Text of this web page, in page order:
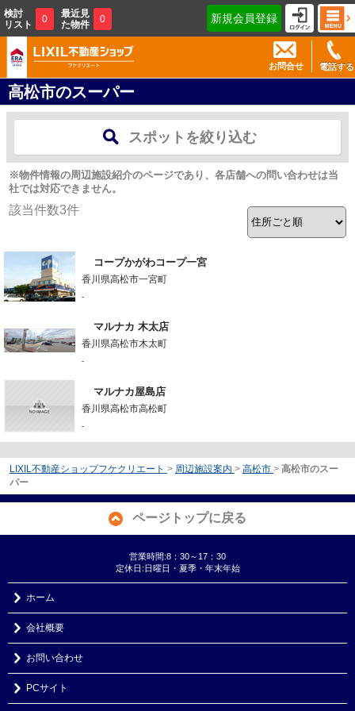
検討
リスト
0
最近見
た物件
0 新規会員登録
電話する
お問合せ
高松市のスーパー
スポットを絞り込む
※物件情報の周辺施設紹介のページであり、各店舗への問い合わせは当
社では対応できません。
該当件数3件
コープかがわコープ一宮
香川県高松市一宮町
-
マルナカ 木太店
香川県高松市木太町
-
マルナカ屋島店
香川県高松市高松町
-
LIXIL不動産ショップフケクリエート > 周辺施設案内 > 高松市 > 高松市のスー
パー
ページトップに戻る
営業時間:8：30～17：30
定休日:日曜日・夏季・年末年始
ホーム
会社概要
お問い合わせ
PCサイト